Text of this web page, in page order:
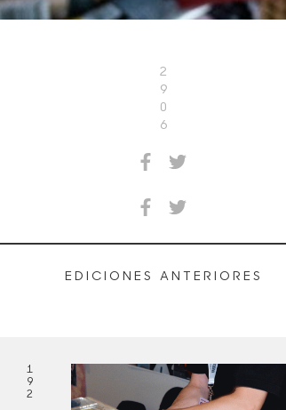
2
9
0
6
EDICIONES ANTERIORES
1
9
2